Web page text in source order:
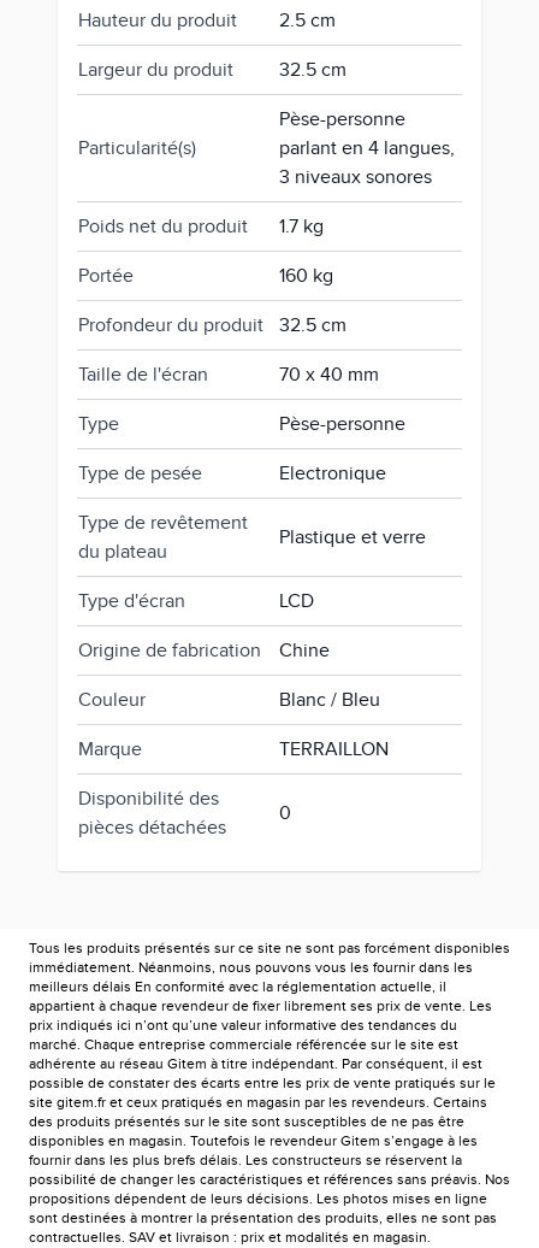
Hauteur du produit 2.5 cm
Largeur du produit 32.5 cm
Particularité(s)
Pèse-personne
parlant en 4 langues,
3 niveaux sonores
Poids net du produit 1.7 kg
Portée 160 kg
Profondeur du produit 32.5 cm
Taille de l'écran 70 x 40 mm
Type Pèse-personne
Type de pesée Electronique
Type de revêtement
du plateau
Plastique et verre
Type d'écran LCD
Origine de fabrication Chine
Couleur Blanc / Bleu
Marque TERRAILLON
Disponibilité des
pièces détachées
0
Tous les produits présentés sur ce site ne sont pas forcément disponibles
immédiatement. Néanmoins, nous pouvons vous les fournir dans les
meilleurs délais En conformité avec la réglementation actuelle, il
appartient à chaque revendeur de fixer librement ses prix de vente. Les
prix indiqués ici n’ont qu’une valeur informative des tendances du
marché. Chaque entreprise commerciale référencée sur le site est
adhérente au réseau Gitem à titre indépendant. Par conséquent, il est
possible de constater des écarts entre les prix de vente pratiqués sur le
site gitem.fr et ceux pratiqués en magasin par les revendeurs. Certains
des produits présentés sur le site sont susceptibles de ne pas être
disponibles en magasin. Toutefois le revendeur Gitem s’engage à les
fournir dans les plus brefs délais. Les constructeurs se réservent la
possibilité de changer les caractéristiques et références sans préavis. Nos
propositions dépendent de leurs décisions. Les photos mises en ligne
sont destinées à montrer la présentation des produits, elles ne sont pas
contractuelles. SAV et livraison : prix et modalités en magasin.